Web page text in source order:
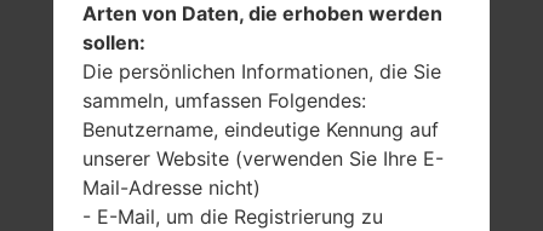
Arten von Daten, die erhoben werden
sollen:
Die persönlichen Informationen, die Sie
sammeln, umfassen Folgendes:
Benutzername, eindeutige Kennung auf
unserer Website (verwenden Sie Ihre E-
Mail-Adresse nicht)
- E-Mail, um die Registrierung zu